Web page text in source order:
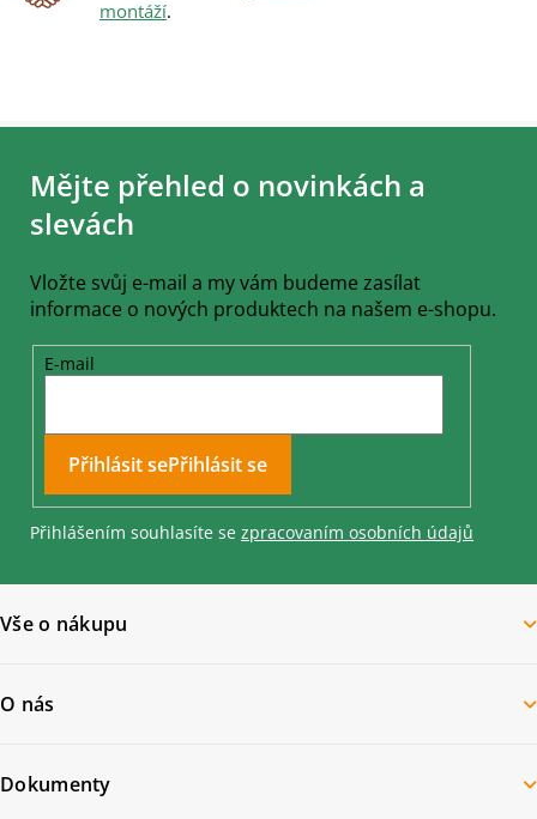
montáží.
Z
Mějte přehled o novinkách a
slevách
Vložte svůj e-mail a my vám budeme zasílat
informace o nových produktech na našem e-shopu.
E-mail
Přihlásit se
Přihlášením souhlasíte se zpracovaním osobních údajů
Vše o nákupu
O nás
Dokumenty